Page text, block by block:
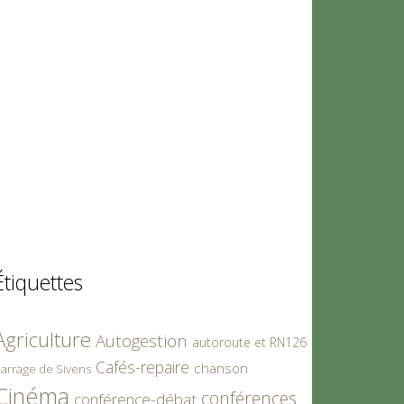
Autogestion autoroute et RN126
de Sivens Cafés-repaire chanson
conférence-débat conférences